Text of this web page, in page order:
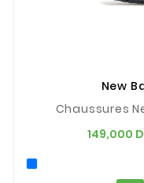
New
Chaussures
149,000